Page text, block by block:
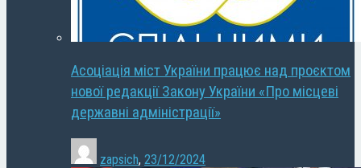
Асоціація міст України працює над проєктом
нової редакції Закону України «Про місцеві
державні адміністрації»
zapsich, 23/12/2024